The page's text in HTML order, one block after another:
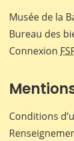
Musée de la
Bureau des
Connexion
Conditions